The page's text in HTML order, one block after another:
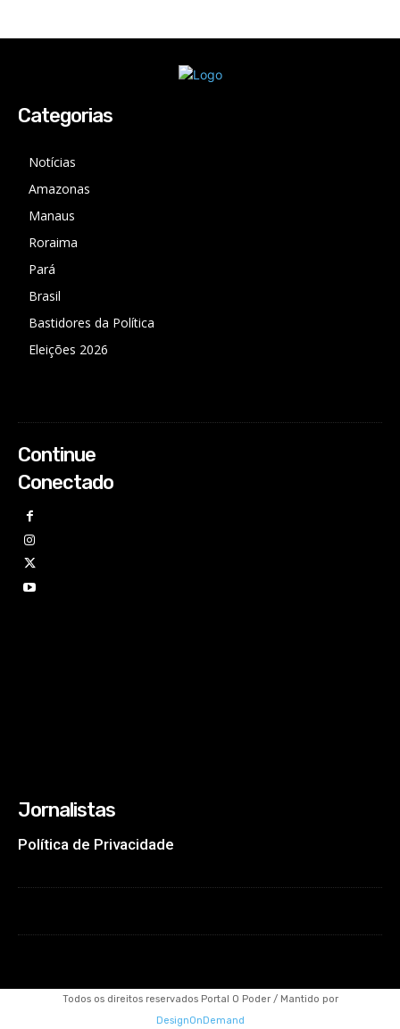
Categorias
Notícias
Amazonas
Manaus
Roraima
Pará
Brasil
Bastidores da Política
Eleições 2026
Continue
Conectado
Jornalistas
Política de Privacidade
Todos os direitos reservados Portal O Poder / Mantido por
DesignOnDemand